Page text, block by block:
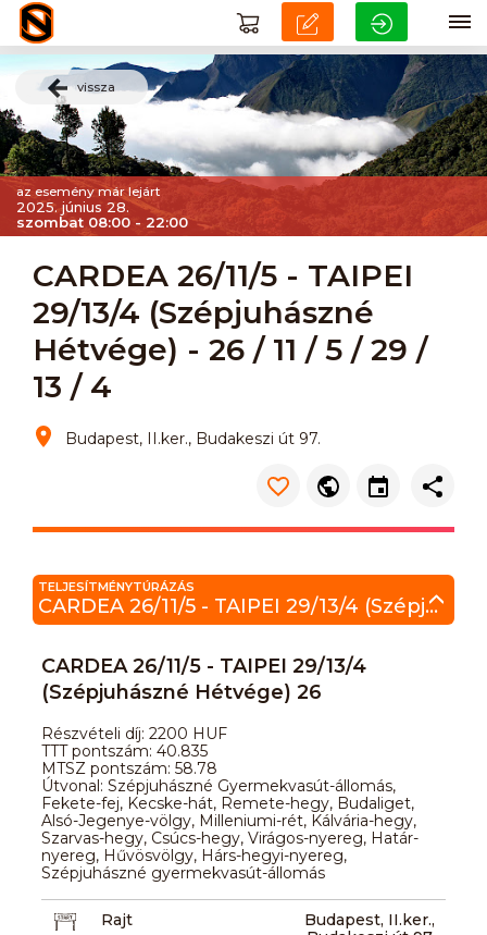
vissza
az esemény már lejárt
2025. június 28.
szombat 08:00 - 22:00
CARDEA 26/11/5 - TAIPEI
29/13/4 (Szépjuhászné
Hétvége) - 26 / 11 / 5 / 29 /
13 / 4
Budapest, II.ker., Budakeszi út 97.
TELJESÍTMÉNYTÚRÁZÁS
CARDEA 26/11/5 - TAIPEI 29/13/4 (Szépjuhászné Hétvége) 26
CARDEA 26/11/5 - TAIPEI 29/13/4
(Szépjuhászné Hétvége) 26
Részvételi díj: 2200 HUF
TTT pontszám: 40.835
MTSZ pontszám: 58.78
Útvonal: Szépjuhászné Gyermekvasút-állomás,
Fekete-fej, Kecske-hát, Remete-hegy, Budaliget,
Alsó-Jegenye-völgy, Milleniumi-rét, Kálvária-hegy,
Szarvas-hegy, Csúcs-hegy, Virágos-nyereg, Határ-
nyereg, Hűvösvölgy, Hárs-hegyi-nyereg,
Szépjuhászné gyermekvasút-állomás
Rajt
Budapest, II.ker.,